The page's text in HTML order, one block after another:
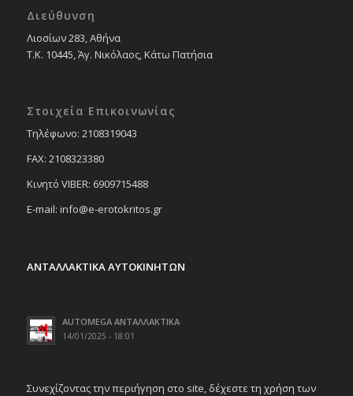
Διεύθυνση
Λιοσίων 283, Αθήνα
Τ.Κ. 10445, Άγ. Νικόλαος, Κάτω Πατήσια
Στοιχεία Επικοινωνίας
Tηλέφωνο: 2108319043
FAX: 2108323380
Κινητό VIBER: 6909715488
E-mail: info@e-erotokritos.gr
ΑΝΤΑΛΛΑΚΤΙΚΑ ΑΥΤΟΚΙΝΗΤΩΝ
AUTOMEGA ΑΝΤΑΛΛΑΚΤΙΚΑ
14/01/2025 - 18:01
Συνεχίζοντας την περιήγηση στο site, δέχεστε τη χρήση των